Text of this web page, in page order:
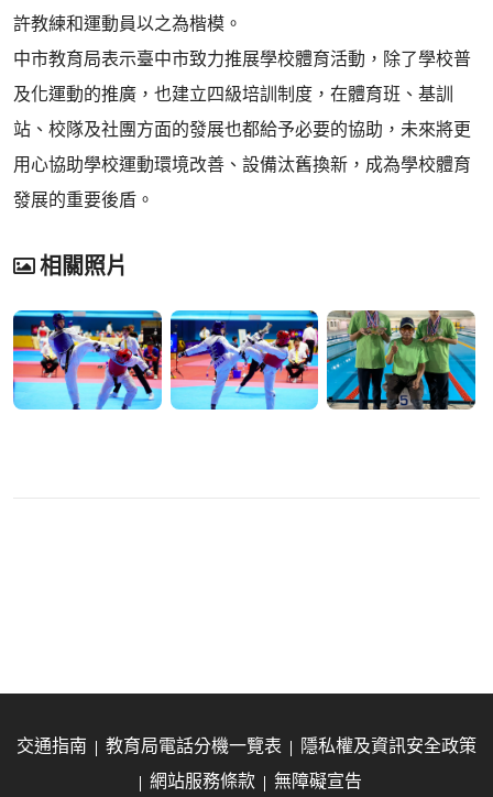
許教練和運動員以之為楷模。
中市教育局表示臺中市致力推展學校體育活動，除了學校普
及化運動的推廣，也建立四級培訓制度，在體育班、基訓
站、校隊及社團方面的發展也都給予必要的協助，未來將更
用心協助學校運動環境改善、設備汰舊換新，成為學校體育
發展的重要後盾。
相關照片
交通指南 教育局電話分機一覽表
隱私權及資訊安全政策
網站服務條款
無障礙宣告